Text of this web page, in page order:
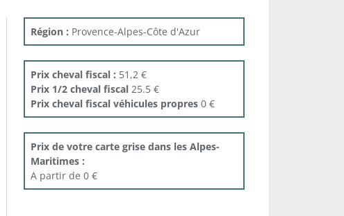
Région : Provence-Alpes-Côte d'Azur
Prix cheval fiscal : 51,2 €
Prix 1/2 cheval fiscal25.5 €
Prix cheval fiscal véhicules propres0 €
Prix de votre carte grise dans les Alpes-
Maritimes :
A partir de 0 €